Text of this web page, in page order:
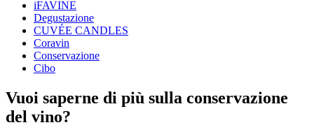
Stampa offset ad acqua. Certificazione ecologica Cigno
nordico.
Stampa su carta semiopaca da 250 g.
iFAVINE
Degustazione
CUVÉE CANDLES
Coravin
Conservazione
Cibo
Vuoi saperne di più sulla conservazione
del vino?